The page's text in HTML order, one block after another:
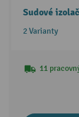
Sudové
2 Varianty
11